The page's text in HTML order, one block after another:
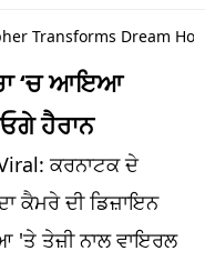
Transforms Dream
‘ਚ ਆਇਆ
ਹੈਰਾਨ
ਕਰਨਾਟਕ ਦੇ
ਕੈਮਰੇ ਦੀ ਡਿਜ਼ਾਇਨ
'ਤੇ ਤੇਜ਼ੀ ਨਾਲ ਵਾਇਰਲ